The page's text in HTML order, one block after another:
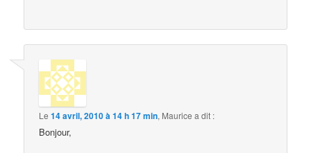
Le14 avril, 2010 à 14 h 17 min, Maurice a dit :
Bonjour,